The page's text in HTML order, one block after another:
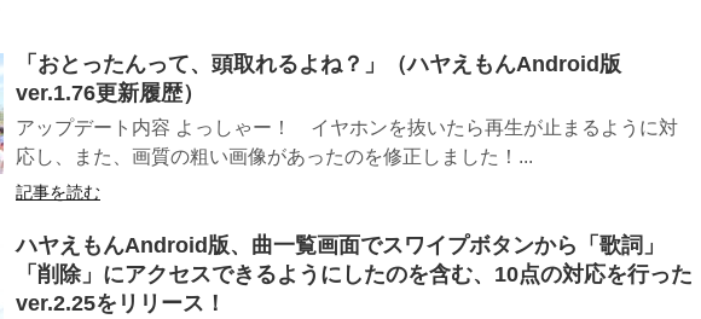
「おとったんって、頭取れるよね？」（ハヤえもんAndroid版
ver.1.76更新履歴）
アップデート内容 よっしゃー！ イヤホンを抜いたら再生が止まるように対
応し、また、画質の粗い画像があったのを修正しました！...
記事を読む
ハヤえもんAndroid版、曲一覧画面でスワイプボタンから「歌詞」
「削除」にアクセスできるようにしたのを含む、10点の対応を行った
ver.2.25をリリース！